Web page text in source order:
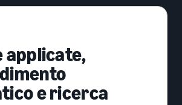
applicate,
e ricerca